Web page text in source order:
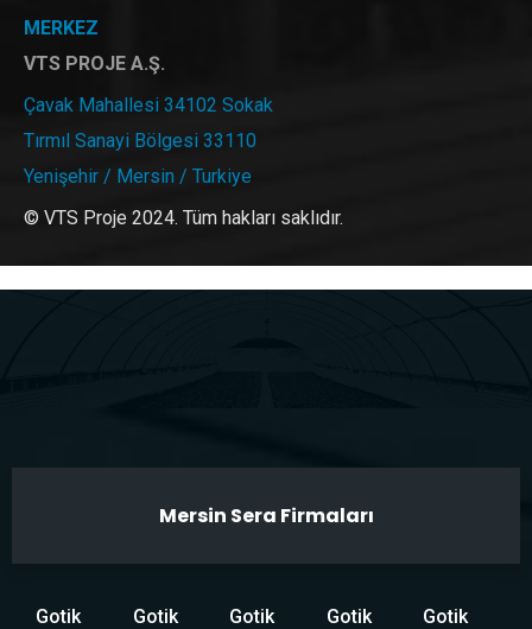
MERKEZ
VTS PROJE A.Ş.
Çavak Mahallesi 34102 Sokak
Tırmıl Sanayi Bölgesi 33110
Yenişehir / Mersin / Turkiye
© VTS Proje 2024. Tüm hakları saklıdır.
Mersin Sera Firmaları
Gotik
Gotik
Gotik
Gotik
Gotik